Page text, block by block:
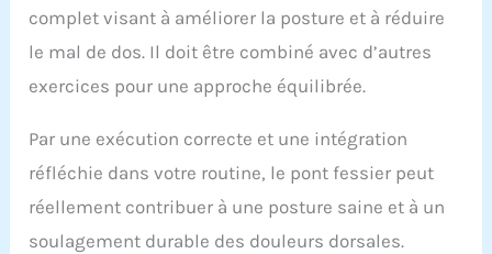
complet visant à améliorer la posture et à réduire
le mal de dos. Il doit être combiné avec d’autres
exercices pour une approche équilibrée.
Par une exécution correcte et une intégration
réfléchie dans votre routine, le pont fessier peut
réellement contribuer à une posture saine et à un
soulagement durable des douleurs dorsales.